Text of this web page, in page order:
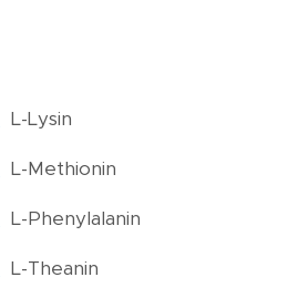
L-Lysin
L-Methionin
L-Phenylalanin
L-Theanin